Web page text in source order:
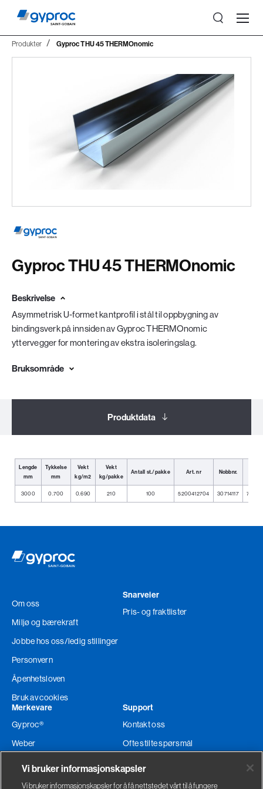
Produkter Gyproc THU 45 THERMOnomic
Gyproc THU 45 THERMOnomic
Beskrivelse
Asymmetrisk U-formet kantprofil i stål til oppbygning av
bindingsverk på innsiden av Gyproc THERMOnomic
yttervegger for montering av ekstra isoleringslag.
Bruksområde
Produktdata
Relaterte produkter
Lengde
mm
Tykkelse
mm
Vekt
kg/m2
Vekt
kg/pakke
Antall st./pakke Art. nr Nobbnr.
3000 0.700 0.690 210 100 5200412704 30714117
Om oss
Miljø og bærekraft
Jobbe hos oss/ledig stillinger
Personvern
Åpenhetsloven
Bruk av cookies
Snarveier
Pris- og fraktlister
Merkevare
Gyproc®
Weber
Support
Kontakt oss
Ofte stilte spørsmål
Ordre og levering
Vi bruker informasjonskapsler
Vi bruker informasjonskapsler for å få nettstedet vårt til å fungere